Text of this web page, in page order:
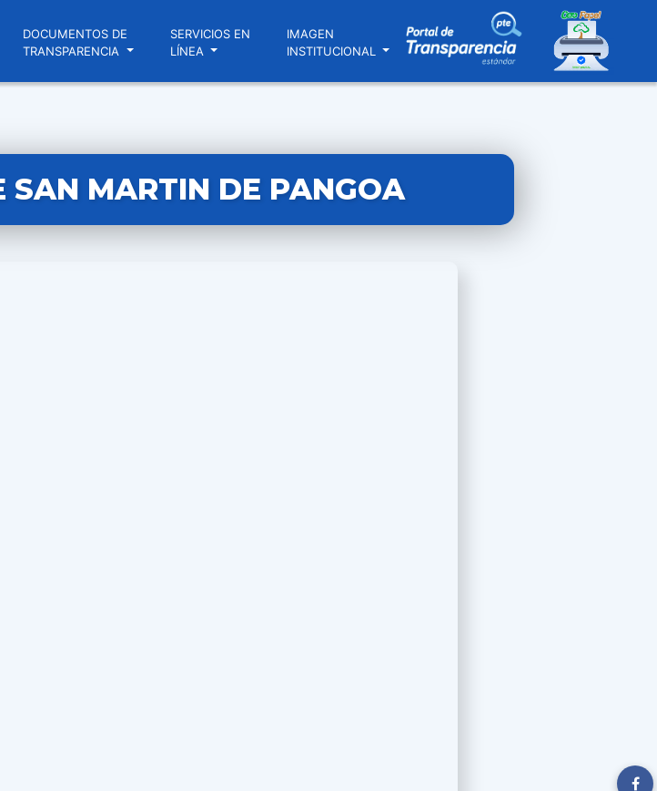
DOCUMENTOS DE
TRANSPARENCIA
SERVICIOS EN
LÍNEA
IMAGEN
INSTITUCIONAL
SAN MARTIN DE PANGOA